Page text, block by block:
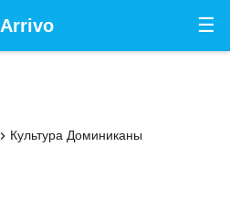
☰
Arrivo
 Культура Доминиканы